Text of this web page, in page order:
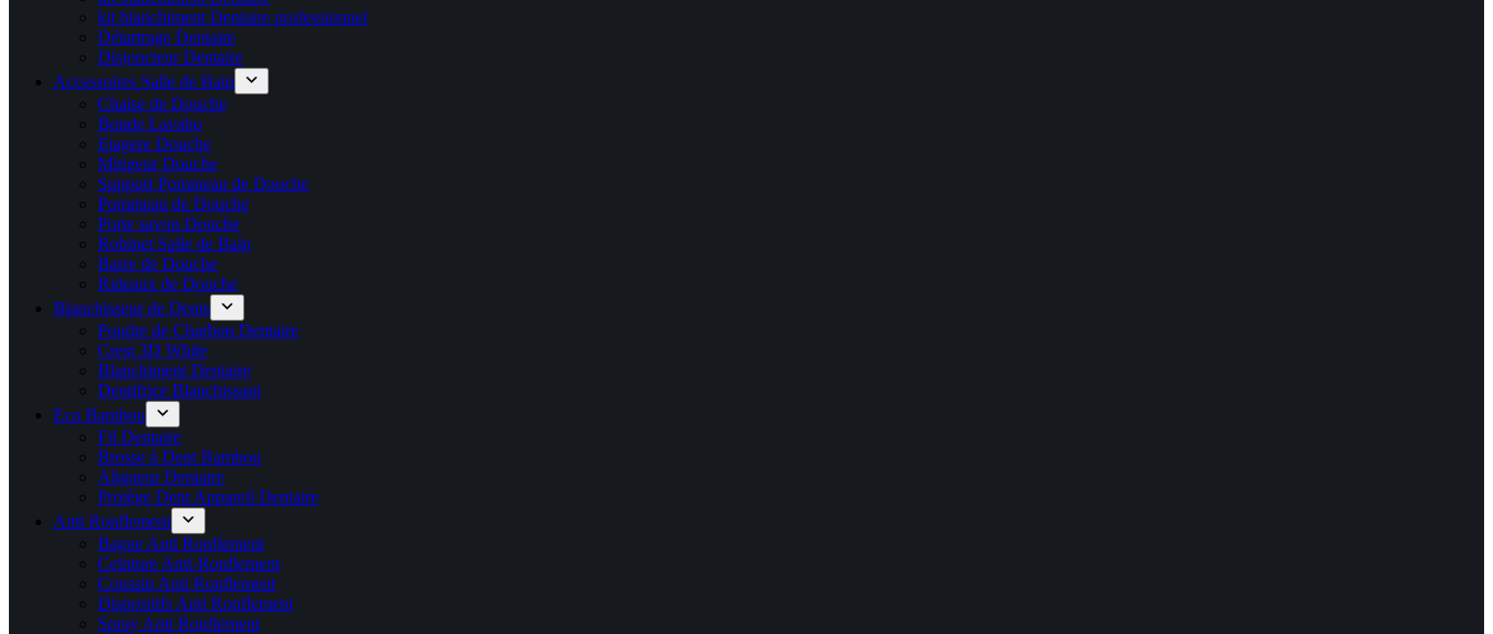
kit blanchiment Dentaire professionnel
Détartrage Dentaire
Disjoncteur Dentaire
Accessoires Salle de Bain
Chaise de Douche
Bonde Lavabo
Etagere Douche
Mitigeur Douche
Support Pommeau de Douche
Pommeau de Douche
Porte savon Douche
Robinet Salle de Bain
Barre de Douche
Rideaux de Douche
Blanchisseur de Dents
Poudre de Charbon Dentaire
Crest 3D White
Blanchiment Dentaire
Dentifrice Blanchissant
Eco Bambou
Fil Dentaire
Brosse à Dent Bambou
Aligneur Dentaire
Protège Dent Appareil Dentaire
Anti Ronflement
Bague Anti Ronflement
Ceinture Anti-Ronflement
Coussin Anti Ronflement
Dispositifs Anti Ronflement
Spray Anti Ronflement